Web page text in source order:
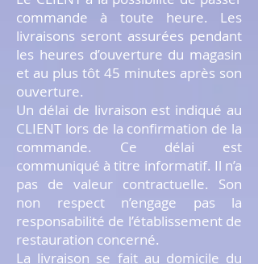
commande à toute heure. Les
livraisons seront assurées pendant
les heures d’ouverture du magasin
et au plus tôt 45 minutes après son
ouverture.
Un délai de livraison est indiqué au
CLIENT lors de la confirmation de la
commande. Ce délai est
communiqué à titre informatif. Il n’a
pas de valeur contractuelle. Son
non respect n’engage pas la
responsabilité de l’établissement de
restauration concerné.
La livraison se fait au domicile du